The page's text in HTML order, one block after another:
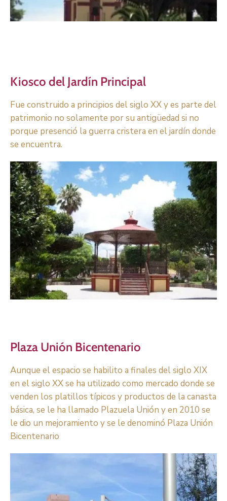
Kiosco del Jardín Principal
Fue construido a principios del siglo XX y es parte del
patrimonio no solamente por su antigüedad si no
porque presenció la guerra cristera en el jardín donde
se encuentra.
Plaza Unión Bicentenario
Aunque el espacio se habilito a finales del siglo XIX
en el siglo XX se ha utilizado como mercado donde se
venden los platillos típicos y productos de la canasta
básica, se le ha llamado Plazuela Unión y en 2010 se
le dio un mejoramiento y se le denominó Plaza Unión
Bicentenario